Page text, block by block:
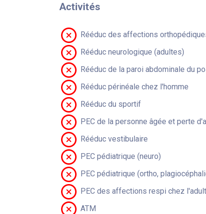
Activités
Rééduc des affections
Rééduc neurologique (adultes)
Rééduc de la paroi abdominale du
Rééduc périnéale chez l'homme
Rééduc du sportif
PEC de la personne âgée et perte
Rééduc vestibulaire
PEC pédiatrique (neuro)
PEC pédiatrique (ortho,
PEC des affections respi chez
ATM